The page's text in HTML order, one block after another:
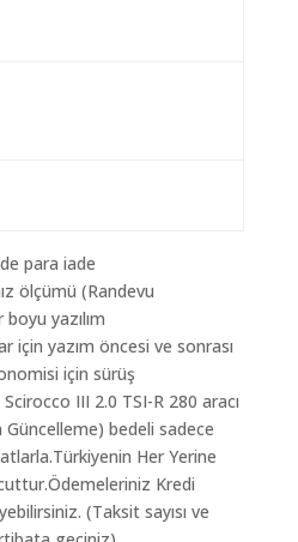
para iade
ölçümü (Randevu
yazılım
için yazım öncesi ve sonrası
için sürüş
III 2.0 TSI-R 280 aracı
Güncelleme) bedeli sadece
Her Yerine
Kredi
(Taksit sayısı ve